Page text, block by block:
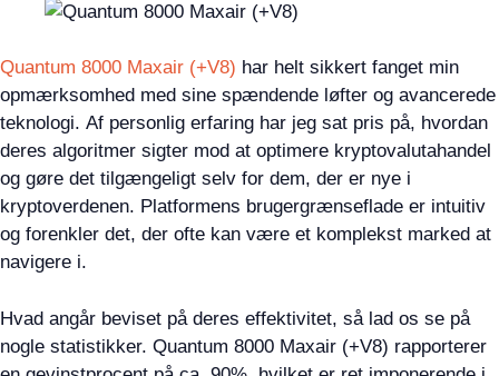
Quantum 8000 Maxair (+V8) har helt sikkert fanget min
opmærksomhed med sine spændende løfter og avancerede
teknologi. Af personlig erfaring har jeg sat pris på, hvordan
deres algoritmer sigter mod at optimere kryptovalutahandel
og gøre det tilgængeligt selv for dem, der er nye i
kryptoverdenen. Platformens brugergrænseflade er intuitiv
og forenkler det, der ofte kan være et komplekst marked at
navigere i.
Hvad angår beviset på deres effektivitet, så lad os se på
nogle statistikker. Quantum 8000 Maxair (+V8) rapporterer